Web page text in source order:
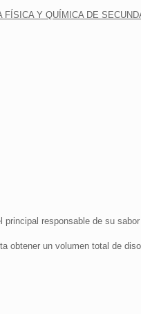
Y QUÍMICA DE
responsable de su
obtener un volumen total de